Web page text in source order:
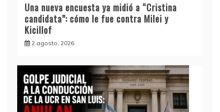
Una nueva encuesta ya midió a “Cristina
candidata”: cómo le fue contra Milei y
Kicillof
2 agosto, 2026